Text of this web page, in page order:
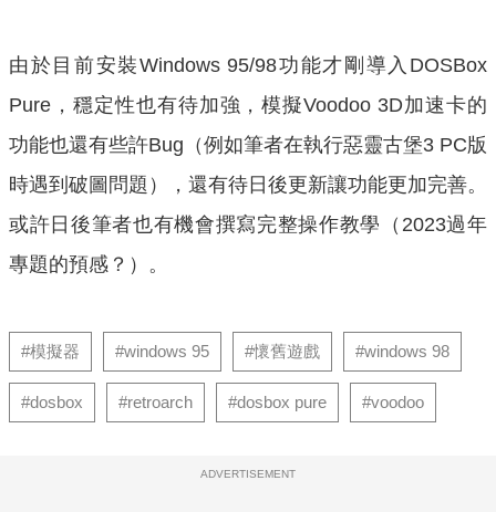
由於目前安裝Windows 95/98功能才剛導入DOSBox
Pure，穩定性也有待加強，模擬Voodoo 3D加速卡的
功能也還有些許Bug（例如筆者在執行惡靈古堡3 PC版
時遇到破圖問題），還有待日後更新讓功能更加完善。
或許日後筆者也有機會撰寫完整操作教學（2023過年
專題的預感？）。
#模擬器 #windows 95 #懷舊遊戲 #windows 98
#dosbox #retroarch #dosbox pure #voodoo
ADVERTISEMENT